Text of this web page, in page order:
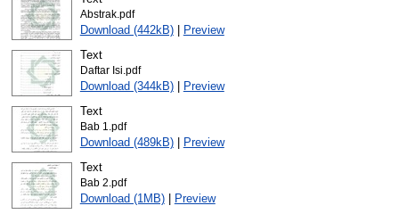
Abstrak.pdf
Download (442kB)|
Preview
Text
Daftar Isi.pdf
Download (344kB)|
Preview
Text
Bab 1.pdf
Download (489kB)|
Preview
Text
Bab 2.pdf
Download (1MB)|
Preview